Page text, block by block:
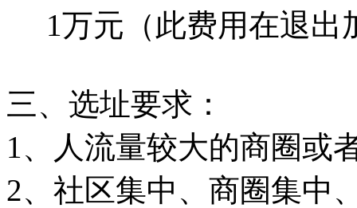
1万元（此费用在退出
三、选址要求：
1、人流量较大的商圈或
2、社区集中、商圈集中